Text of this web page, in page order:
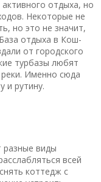
отдыха, но
Некоторые не
но это не значит,
отдыха в Кош-
от городского
турбазы любят
реки. Именно сюда
и рутину.
виды
всей
коттедж с